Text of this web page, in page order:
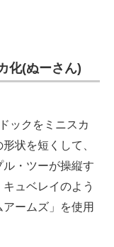
化(ぬーさん)
ックをミニスカ
状を短くして、
・ツーが操縦す
ュベレイのよう
ームズ」を使用